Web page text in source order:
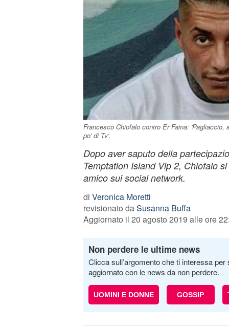
Francesco Chiofalo contro Er Faina:
po' di Tv'.
Dopo aver saputo della
Temptation Island Vip 2, Chiofalo
amico sui social network.
di Veronica Moretti
revisionato daSusanna Buffa
Aggiornato il 20 agosto 2019 alle ore
Non perdere le ultime news
Clicca sull’argomento che ti interessa
aggiornato con le news da non perdere.
UOMINI E DONNE GOSSIP